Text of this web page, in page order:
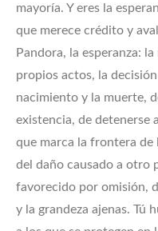
mayoría. Y eres la
que merece crédito y
Pandora, la esperanza:
propios actos, la
nacimiento y la muerte,
existencia, de detenerse
que marca la frontera de
del daño causado a otro
favorecido por omisión,
y la grandeza ajenas. Tú